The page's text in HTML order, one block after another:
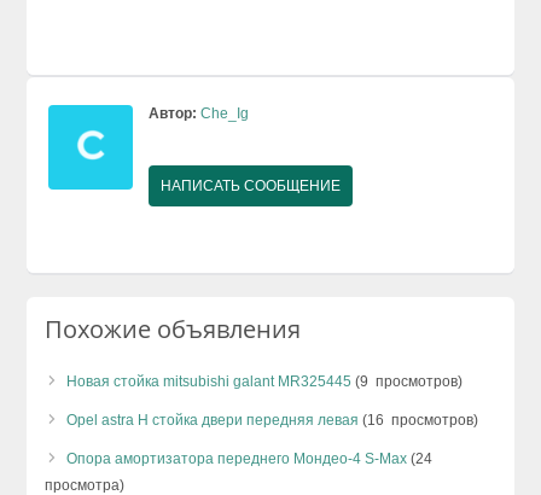
Автор: Che_Ig
НАПИСАТЬ СООБЩЕНИЕ
Похожие объявления
Новая стойка mitsubishi galant MR325445 (9 просмотров)
Opel astra H стойка двери передняя левая (16 просмотров)
Опора амортизатора переднего Мондео-4 S-Max (24
просмотра)